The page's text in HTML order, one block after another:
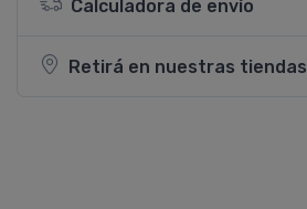
Calculadora de envío
Retirá en nuestras tiendas